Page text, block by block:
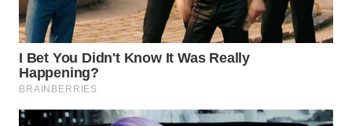
WN
SURABAYA
WN